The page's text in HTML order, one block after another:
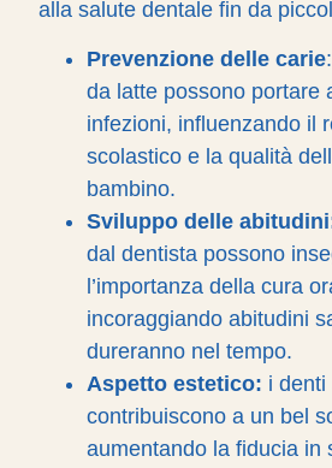
alla salute dentale fin da
Prevenzione delle carie
da latte possono portare
infezioni, influenzando il
scolastico e la qualità
bambino.
Sviluppo delle
dal dentista possono
l’importanza della cura
incoraggiando abitudini
dureranno nel tempo.
Aspetto estetico: i denti
contribuiscono a un bel
aumentando la fiducia in